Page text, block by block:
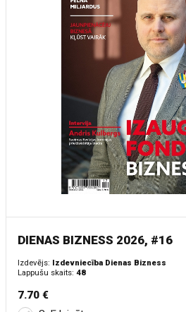
DIENAS BIZNESS 2026, #16
Izdevējs: Izdevniecība Dienas Bizness
Lappušu skaits: 48
7.70 €